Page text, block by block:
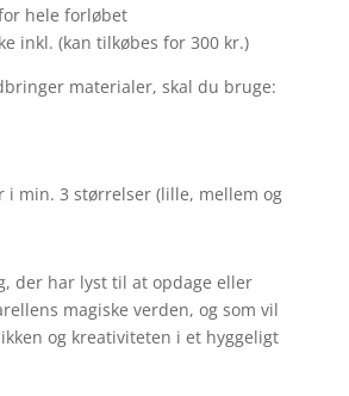
hele forløbet
inkl. (kan tilkøbes for 300 kr.)
materialer, skal du bruge:
i min. 3 størrelser (lille, mellem og
der har lyst til at opdage eller
magiske verden, og som vil
og kreativiteten i et hyggeligt